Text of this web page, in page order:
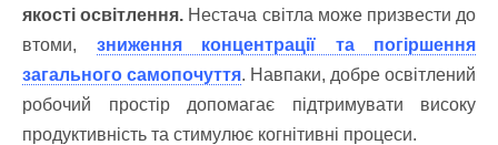
якості освітлення. Нестача світла може призвести до
втоми, зниження концентрації та погіршення
загального самопочуття. Навпаки, добре освітлений
робочий простір допомагає підтримувати високу
продуктивність та стимулює когнітивні процеси.